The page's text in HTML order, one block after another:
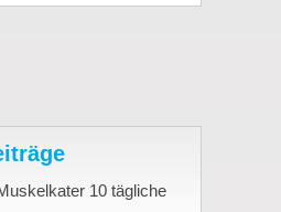
10 tägliche